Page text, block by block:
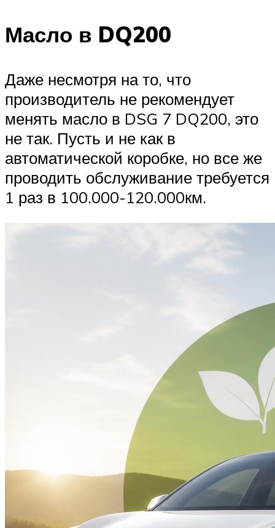
Масло в DQ200
Даже несмотря на то, что
производитель не рекомендует
менять масло в DSG 7 DQ200, это
не так. Пусть и не как в
автоматической коробке, но все же
проводить обслуживание требуется
1 раз в 100.000-120.000км.